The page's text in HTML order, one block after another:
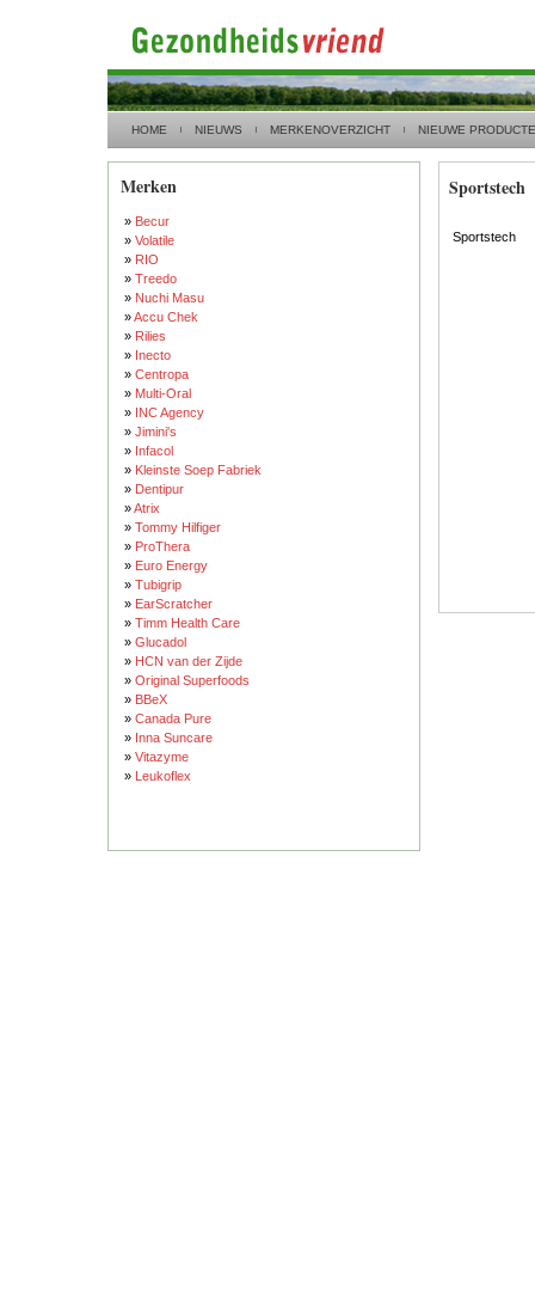
HOME NIEUWS MERKENOVERZICHT NIEUWE
Merken
» Becur
» Volatile
» RIO
» Treedo
» Nuchi Masu
»Accu Chek
» Rilies
» Inecto
» Centropa
» Multi-Oral
» INC Agency
» Jimini's
» Infacol
» Kleinste Soep Fabriek
» Dentipur
»Atrix
» Tommy Hilfiger
» ProThera
» Euro Energy
» Tubigrip
» EarScratcher
» Timm Health Care
» Glucadol
» HCN van der Zijde
» Original Superfoods
» BBeX
» Canada Pure
» Inna Suncare
» Vitazyme
» Leukoflex
Sportstech
Sportstech